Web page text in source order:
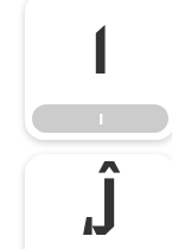
ı
ı
Ĵ